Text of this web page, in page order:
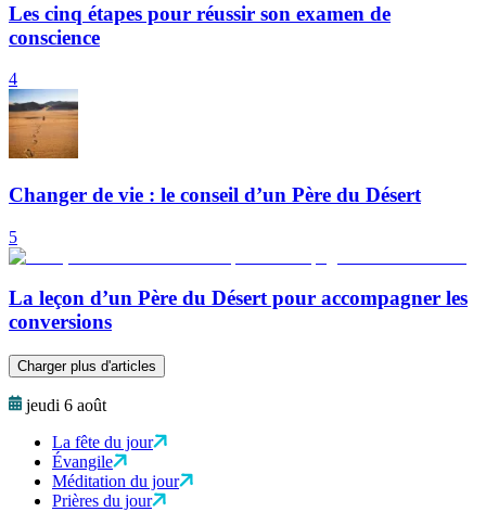
Les cinq étapes pour réussir son examen de
conscience
4
Changer de vie : le conseil d’un Père du Désert
5
La leçon d’un Père du Désert pour accompagner les
conversions
Charger plus d'articles
jeudi 6 août
La fête du jour
Évangile
Méditation du jour
Prières du jour